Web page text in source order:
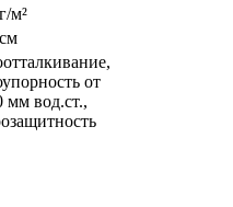
м²
от
мм вод.ст.,